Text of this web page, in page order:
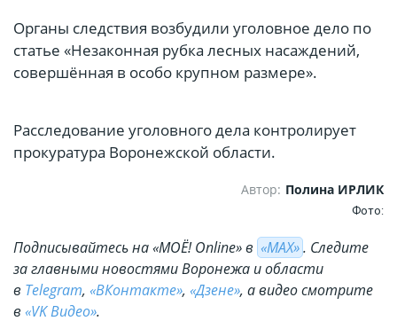
Органы следствия возбудили уголовное дело по
статье «Незаконная рубка лесных насаждений,
совершённая в особо крупном размере».
Расследование уголовного дела контролирует
прокуратура Воронежской области.
Автор: Полина ИРЛИК
Фото:
Подписывайтесь на «МОЁ! Online» в «МАХ». Cледите
за главными новостями Воронежа и области
в Telegram, «ВКонтакте», «Дзене», а видео смотрите
в «VK Видео».